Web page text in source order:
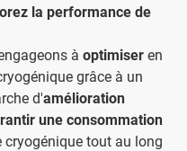
la performance de
à optimiser en
grâce à un
d'amélioration
une consommation
tout au long